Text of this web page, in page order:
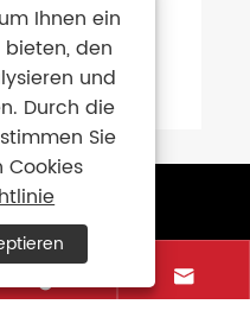
ROCK-E das

Ihnen ein
bieten, den
und
Durch die
Sie